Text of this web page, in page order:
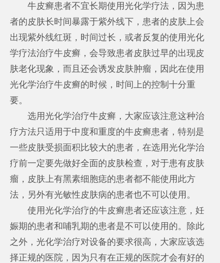
牛皮癣患者不宜长期使用光化学疗法，因为患
者的皮肤长时间暴露于紫外线下，患者的皮肤上会
出现紫外线红斑，时间过长，或者反复的使用光化
学疗法治疗牛皮癣，会导致患者皮肤过早的出现皮
肤老化现象，而且还会诱发皮肤肿瘤，因此在使用
光化学治疗牛皮癣的时候，时间上的控制十分重
要。
选用光化学治疗牛皮癣，大家应该注意这种治
疗方法只适用于中度和重度的牛皮癣患者，特别是
一些皮肤受损面积比较大的患者，在选用光化学治
疗前一定要先做好全面的皮肤检查，对于患有皮肤
瘤，皮肤上有黑素细胞痣的患者都不能使用此方
法，另外有光敏性皮肤病的患者也不可以使用。
使用光化学治疗的牛皮癣患者还应该注意，妊
娠期的患者和哺乳期的患者是不可以使用的。除此
之外，光化学治疗对设备的要求很高，大家应该选
择正规的医院，因为只有在正规的医院才会有好的